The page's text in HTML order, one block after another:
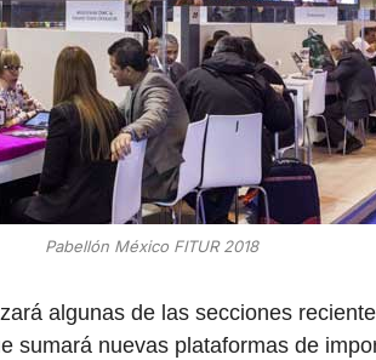
Pabellón México FITUR 2018
algunas de las secciones
sumará nuevas plataformas de